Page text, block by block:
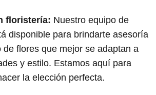
floristería: Nuestro equipo de
disponible para brindarte asesoría
de flores que mejor se adaptan a
y estilo. Estamos aquí para
la elección perfecta.